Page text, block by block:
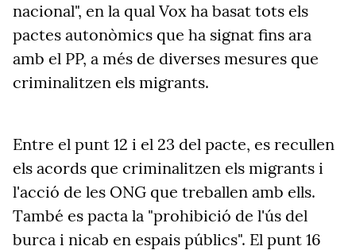
nacional", en la qual Vox ha basat tots els
pactes autonòmics que ha signat fins ara
amb el PP, a més de diverses mesures que
criminalitzen els migrants.
Entre el punt 12 i el 23 del pacte, es recullen
els acords que criminalitzen els migrants i
l'acció de les ONG que treballen amb ells.
També es pacta la "prohibició de l'ús del
burca i nicab en espais públics". El punt 16